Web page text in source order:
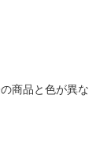
商品と色が異な